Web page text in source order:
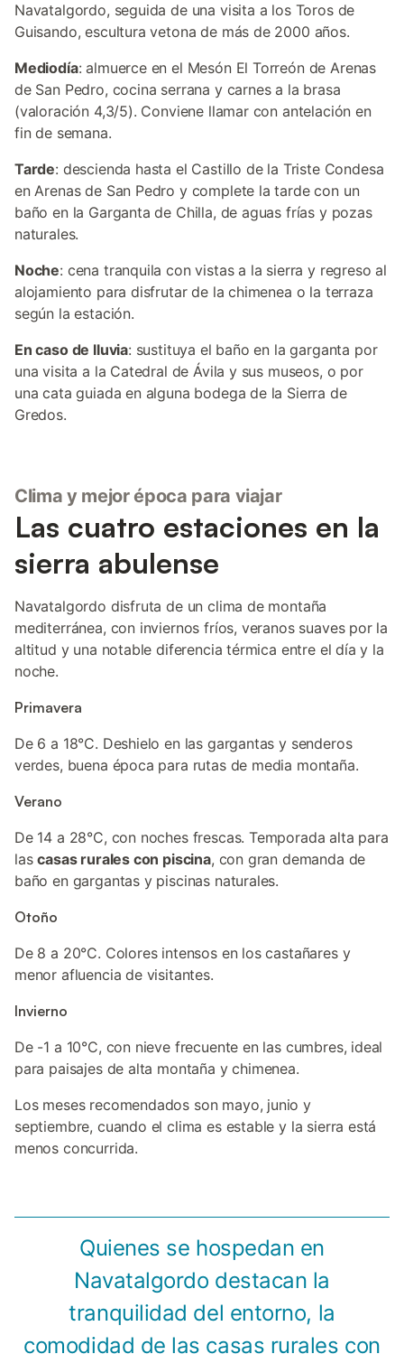
Navatalgordo, seguida de una visita a los Toros de
Guisando, escultura vetona de más de 2000 años.
Mediodía: almuerce en el Mesón El Torreón de Arenas
de San Pedro, cocina serrana y carnes a la brasa
(valoración 4,3/5). Conviene llamar con antelación en
fin de semana.
Tarde: descienda hasta el Castillo de la Triste Condesa
en Arenas de San Pedro y complete la tarde con un
baño en la Garganta de Chilla, de aguas frías y pozas
naturales.
Noche: cena tranquila con vistas a la sierra y regreso al
alojamiento para disfrutar de la chimenea o la terraza
según la estación.
En caso de lluvia: sustituya el baño en la garganta por
una visita a la Catedral de Ávila y sus museos, o por
una cata guiada en alguna bodega de la Sierra de
Gredos.
Clima y mejor época para viajar
Las cuatro estaciones en la
sierra abulense
Navatalgordo disfruta de un clima de montaña
mediterránea, con inviernos fríos, veranos suaves por la
altitud y una notable diferencia térmica entre el día y la
noche.
Primavera
De 6 a 18°C. Deshielo en las gargantas y senderos
verdes, buena época para rutas de media montaña.
Verano
De 14 a 28°C, con noches frescas. Temporada alta para
lascasas rurales con piscina, con gran demanda de
baño en gargantas y piscinas naturales.
Otoño
De 8 a 20°C. Colores intensos en los castañares y
menor afluencia de visitantes.
Invierno
De -1 a 10°C, con nieve frecuente en las cumbres, ideal
para paisajes de alta montaña y chimenea.
Los meses recomendados son mayo, junio y
septiembre, cuando el clima es estable y la sierra está
menos concurrida.
Quienes se hospedan en
Navatalgordo destacan la
tranquilidad del entorno, la
comodidad de las casas rurales con